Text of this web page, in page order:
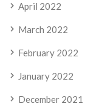
April 2022
March 2022
February 2022
January 2022
December 2021